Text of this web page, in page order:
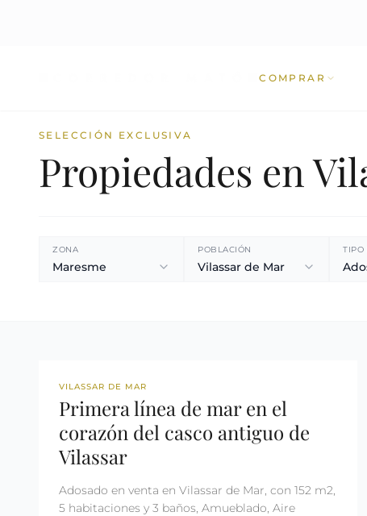
COMPRAR
SELECCIÓN EXCLUSIVA
Propiedades en
ZONA
Maresme
POBLACIÓN
Vilassar de Mar
TIPO
REF: 2994
VILASSAR DE MAR
Primera línea de mar en el
corazón del casco antiguo de
Vilassar
Adosado en venta en Vilassar de Mar, con 152 m2,
5 habitaciones y 3 baños, Amueblado, Aire